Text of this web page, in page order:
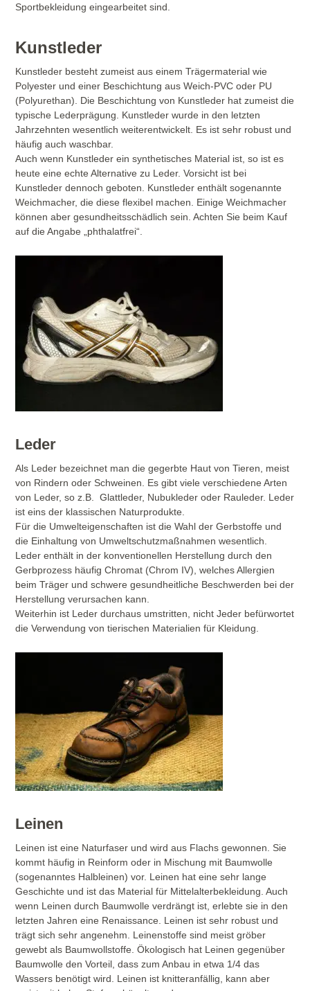
Sportbekleidung eingearbeitet sind.
Kunstleder
Kunstleder besteht zumeist aus einem Trägermaterial wie
Polyester und einer Beschichtung aus Weich-PVC oder PU
(Polyurethan). Die Beschichtung von Kunstleder hat zumeist die
typische Lederprägung. Kunstleder wurde in den letzten
Jahrzehnten wesentlich weiterentwickelt. Es ist sehr robust und
häufig auch waschbar.
Auch wenn Kunstleder ein synthetisches Material ist, so ist es
heute eine echte Alternative zu Leder. Vorsicht ist bei
Kunstleder dennoch geboten. Kunstleder enthält sogenannte
Weichmacher, die diese flexibel machen. Einige Weichmacher
können aber gesundheitsschädlich sein. Achten Sie beim Kauf
auf die Angabe „phthalatfrei“.
Leder
Als Leder bezeichnet man die gegerbte Haut von Tieren, meist
von Rindern oder Schweinen. Es gibt viele verschiedene Arten
von Leder, so z.B. Glattleder, Nubukleder oder Rauleder. Leder
ist eins der klassischen Naturprodukte.
Für die Umwelteigenschaften ist die Wahl der Gerbstoffe und
die Einhaltung von Umweltschutzmaßnahmen wesentlich.
Leder enthält in der konventionellen Herstellung durch den
Gerbprozess häufig Chromat (Chrom IV), welches Allergien
beim Träger und schwere gesundheitliche Beschwerden bei der
Herstellung verursachen kann.
Weiterhin ist Leder durchaus umstritten, nicht Jeder befürwortet
die Verwendung von tierischen Materialien für Kleidung.
Leinen
Leinen ist eine Naturfaser und wird aus Flachs gewonnen. Sie
kommt häufig in Reinform oder in Mischung mit Baumwolle
(sogenanntes Halbleinen) vor. Leinen hat eine sehr lange
Geschichte und ist das Material für Mittelalterbekleidung. Auch
wenn Leinen durch Baumwolle verdrängt ist, erlebte sie in den
letzten Jahren eine Renaissance. Leinen ist sehr robust und
trägt sich sehr angenehm. Leinenstoffe sind meist gröber
gewebt als Baumwollstoffe. Ökologisch hat Leinen gegenüber
Baumwolle den Vorteil, dass zum Anbau in etwa 1/4 das
Wassers benötigt wird. Leinen ist knitteranfällig, kann aber